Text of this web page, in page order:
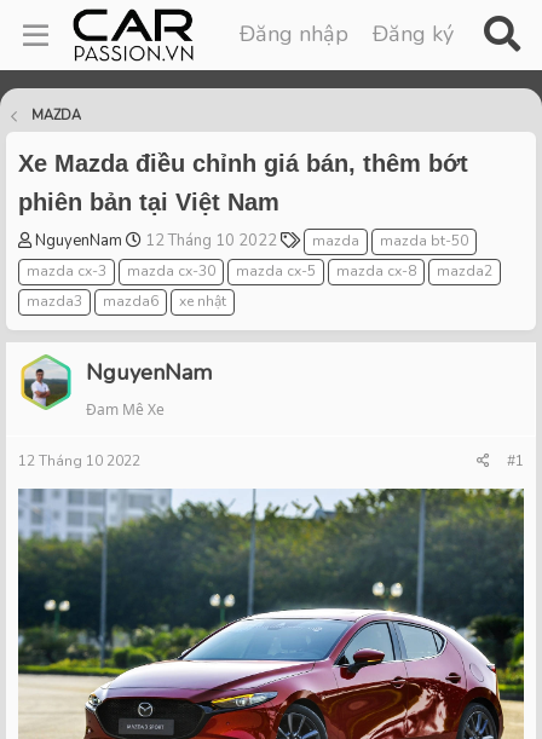
Đăng nhập Đăng ký
MAZDA
Xe Mazda điều chỉnh giá bán, thêm bớt
phiên bản tại Việt Nam
T
h
r
e
a
d
s
t
r
e
r
NguyenNam
S
t
a
r
t
a
t
12 Tháng 10 2022
T
a
g
mazda
mazda bt-50
mazda cx-3
mazda cx-30 mazda cx-5 mazda cx-8
mazda2
mazda3
mazda6 xe nhật
NguyenNam
Đam Mê Xe
12 Tháng 10 2022 #1